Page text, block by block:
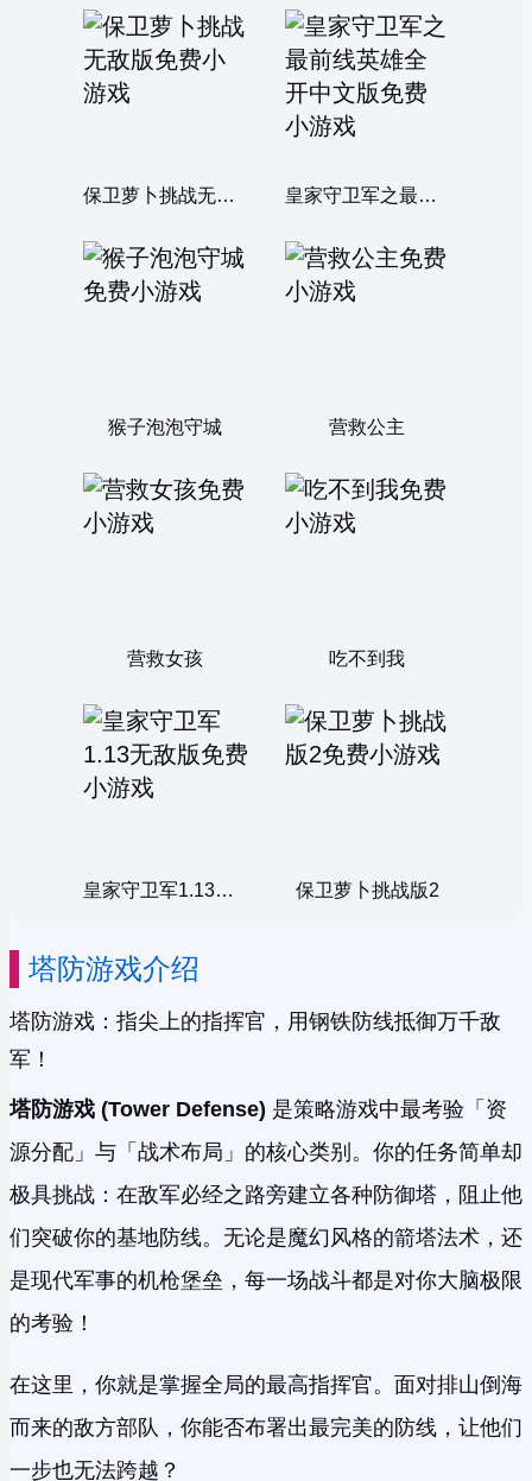
保卫萝卜挑战无敌版 皇家守卫军之最前线英雄全开中文版
猴子泡泡守城 营救公主
营救女孩 吃不到我
皇家守卫军1.13无敌版 保卫萝卜挑战版2
塔防游戏介绍
塔防游戏：指尖上的指挥官，用钢铁防线抵御万千敌
军！
塔防游戏 (Tower Defense) 是策略游戏中最考验「资
源分配」与「战术布局」的核心类别。你的任务简单却
极具挑战：在敌军必经之路旁建立各种防御塔，阻止他
们突破你的基地防线。无论是魔幻风格的箭塔法术，还
是现代军事的机枪堡垒，每一场战斗都是对你大脑极限
的考验！
在这里，你就是掌握全局的最高指挥官。面对排山倒海
而来的敌方部队，你能否布署出最完美的防线，让他们
一步也无法跨越？